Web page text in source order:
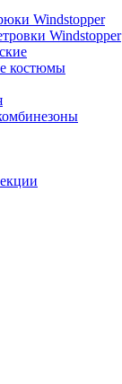
Windstopper
Windstopper
костюмы